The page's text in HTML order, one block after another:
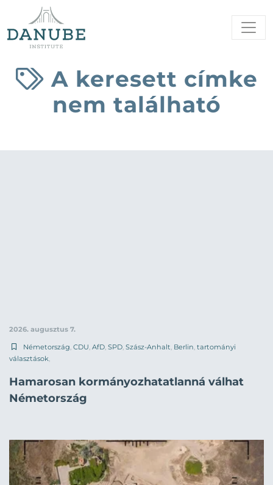
A keresett címke
nem található
2026. augusztus 7.
Németország CDU AfD SPD Szász-Anhalt Berlin tartományi
választások
Hamarosan kormányozhatatlanná válhat
Németország